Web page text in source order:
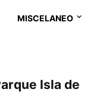
MISCELANEO
Isla de